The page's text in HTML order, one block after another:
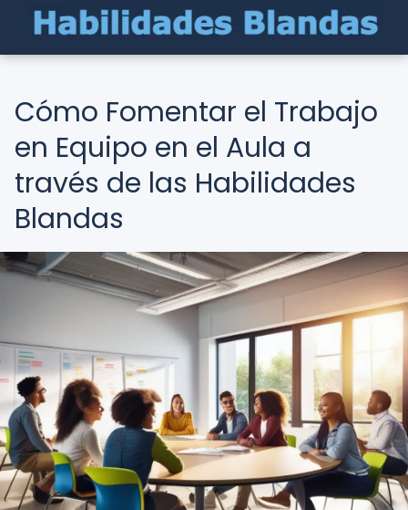
Cómo Fomentar el Trabajo
en Equipo en el Aula a
través de las Habilidades
Blandas